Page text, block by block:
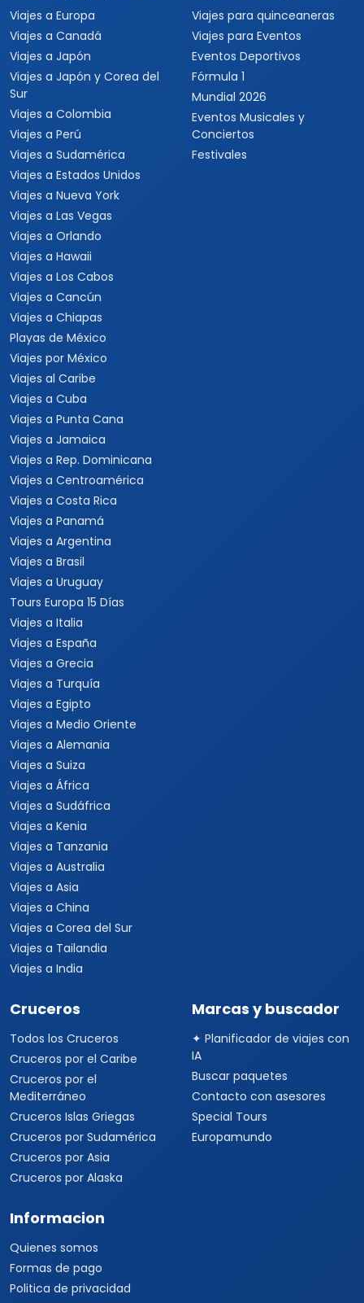
Viajes a Europa
Viajes a Canadá
Viajes a Japón
Viajes a Japón y Corea del
Sur
Viajes a Colombia
Viajes a Perú
Viajes a Sudamérica
Viajes a Estados Unidos
Viajes a Nueva York
Viajes a Las Vegas
Viajes a Orlando
Viajes a Hawaii
Viajes a Los Cabos
Viajes a Cancún
Viajes a Chiapas
Playas de México
Viajes por México
Viajes al Caribe
Viajes a Cuba
Viajes a Punta Cana
Viajes a Jamaica
Viajes a Rep. Dominicana
Viajes a Centroamérica
Viajes a Costa Rica
Viajes a Panamá
Viajes a Argentina
Viajes a Brasil
Viajes a Uruguay
Tours Europa 15 Días
Viajes a Italia
Viajes a España
Viajes a Grecia
Viajes a Turquía
Viajes a Egipto
Viajes a Medio Oriente
Viajes a Alemania
Viajes a Suiza
Viajes a África
Viajes a Sudáfrica
Viajes a Kenia
Viajes a Tanzania
Viajes a Australia
Viajes a Asia
Viajes a China
Viajes a Corea del Sur
Viajes a Tailandia
Viajes a India
Viajes para quinceaneras
Viajes para Eventos
Eventos Deportivos
Fórmula 1
Mundial 2026
Eventos Musicales y
Conciertos
Festivales
Cruceros
Todos los Cruceros
Cruceros por el Caribe
Cruceros por el
Mediterráneo
Cruceros Islas Griegas
Cruceros por Sudamérica
Cruceros por Asia
Cruceros por Alaska
Marcas y buscador
✦ Planificador de viajes con
IA
Buscar paquetes
Contacto con asesores
Special Tours
Europamundo
Informacion
Quienes somos
Formas de pago
Politica de privacidad